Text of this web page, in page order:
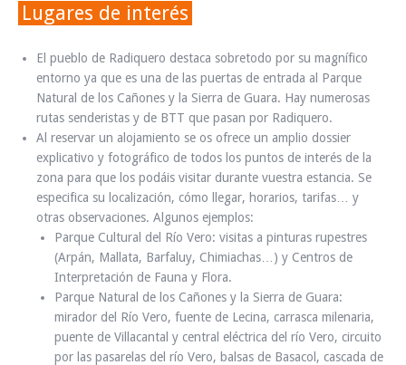
Lugares de interés
El pueblo de Radiquero destaca sobretodo por su magnífico
entorno ya que es una de las puertas de entrada al Parque
Natural de los Cañones y la Sierra de Guara. Hay numerosas
rutas senderistas y de BTT que pasan por Radiquero.
Al reservar un alojamiento se os ofrece un amplio dossier
explicativo y fotográfico de todos los puntos de interés de la
zona para que los podáis visitar durante vuestra estancia. Se
especifica su localización, cómo llegar, horarios, tarifas… y
otras observaciones. Algunos ejemplos:
Parque Cultural del Río Vero: visitas a pinturas rupestres
(Arpán, Mallata, Barfaluy, Chimiachas…) y Centros de
Interpretación de Fauna y Flora.
Parque Natural de los Cañones y la Sierra de Guara:
mirador del Río Vero, fuente de Lecina, carrasca milenaria,
puente de Villacantal y central eléctrica del río Vero, circuito
por las pasarelas del río Vero, balsas de Basacol, cascada de